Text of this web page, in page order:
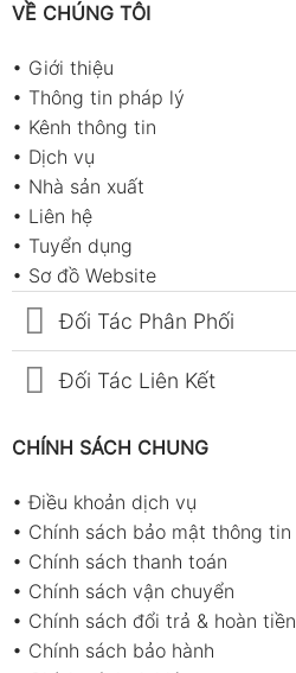
VỀ CHÚNG TÔI
• Giới thiệu
• Thông tin pháp lý
• Kênh thông tin
• Dịch vụ
• Nhà sản xuất
• Liên hệ
• Tuyển dụng
• Sơ đồ Website
Đối Tác Phân Phối
Đối Tác Liên Kết
CHÍNH SÁCH CHUNG
•Điều khoản dịch vụ
• Chính sách bảo mật thông tin
• Chính sách thanh toán
• Chính sách vận chuyển
• Chính sách đổi trả & hoàn tiền
• Chính sách bảo hành